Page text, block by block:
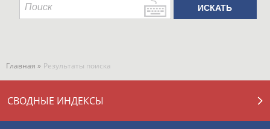
Главная » Результаты поиска
СВОДНЫЕ ИНДЕКСЫ